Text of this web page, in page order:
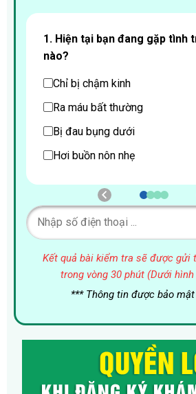
1. Hiện tại bạn đang gặp tình
nào?
Chỉ bị chậm kinh
Ra máu bất thường
Bị đau bụng dưới
Hơi buồn nôn nhẹ
Kết quả bài kiểm tra sẽ được gửi
trong vòng 30 phút (Dưới hình
*** Thông tin được bảo